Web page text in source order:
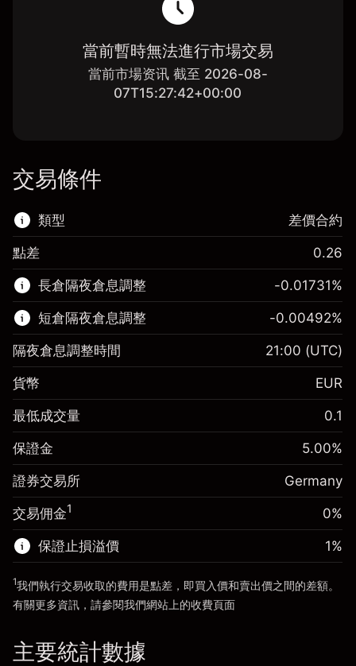
當前暫時無法進行市場交易
當前市場资讯 截至 2026-08-
07T15:27:42+00:00
交易條件
類型
該金融市場可進行差價合約交易。
了解更多：
差價合約
差價合約
點差 0.26
長倉隔夜倉息調整
保證金。您的投資 €1,000.00
隔夜倉息
-0.017307
%
(-€3.46)
使用杠杆的交易規模（大約值）
€20,000.00
來自杠杆的資金 - 美元（大約值）
前往平台
-0.01731%
短倉隔夜倉息調整
保證金。您的投資 €1,000.00
隔夜倉息
來自頭寸全值的費用
-0.004915
%
(-€0.98)
使用杠杆的交易規模（大約值）
來自杠杆的資金 - 美元（大約值）
前往平台
-0.00492%
隔夜倉息調整時間 21:00 (UTC)
貨幣 EUR
最低成交量 0.1
保證金 5.00%
證券交易所 Germany
交易佣金1 0%
保證止損溢價 1%
1我們執行交易收取的費用是點差，即買入價和賣出價之間的差額。
有關更多資訊，請參閱我們網站上的收費頁面
主要統計數據